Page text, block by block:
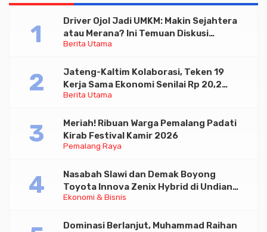
Berita Utama
Driver Ojol Jadi UMKM: Makin Sejahtera
atau Merana? Ini Temuan Diskusi
Paramadina
Berita Utama
Jateng-Kaltim Kolaborasi, Teken 19
Kerja Sama Ekonomi Senilai Rp 20,2
Triliun
Pemalang Raya
Meriah! Ribuan Warga Pemalang Padati
Kirab Festival Kamir 2026
Ekonomi & Bisnis
Nasabah Slawi dan Demak Boyong
Toyota Innova Zenix Hybrid di Undian
Tabungan Bima Bank Jateng
Dominasi Berlanjut, Muhammad Raihan